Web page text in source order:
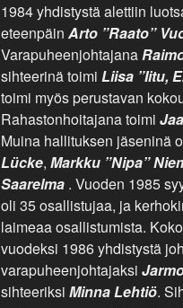
1984 yhdistystä alettiin
eteenpäinArto ”Raato”
Varapuheenjohtajana
sihteerinä toimiLiisa ”Iitu,
toimi myös perustavan
Rahastonhoitajana toimi
Muina hallituksen jäseninä
Lücke,Markku ”Nipa”
Saarelma . Vuoden 1985
oli 35 osallistujaa, ja
laimeaa osallistumista.
vuodeksi 1986 yhdistystä
varapuheenjohtajaksi
sihteeriksiMinna Lehtiö.